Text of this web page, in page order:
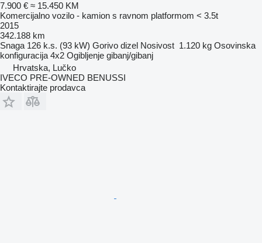
7.900 € ≈ 15.450 KM
Komercijalno vozilo - kamion s ravnom platformom < 3.5t
2015
342.188 km
Snaga 126 k.s. (93 kW) Gorivo dizel Nosivost 1.120 kg Osovinska
konfiguracija 4x2 Ogibljenje gibanj/gibanj
Hrvatska, Lučko
IVECO PRE-OWNED BENUSSI
Kontaktirajte prodavca